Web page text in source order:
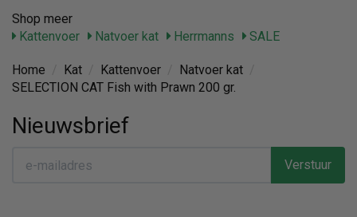
Shop meer
Kattenvoer
Natvoer kat Herrmanns SALE
Home Kat Kattenvoer Natvoer kat
SELECTION CAT Fish with Prawn 200 gr.
Nieuwsbrief
Verstuur